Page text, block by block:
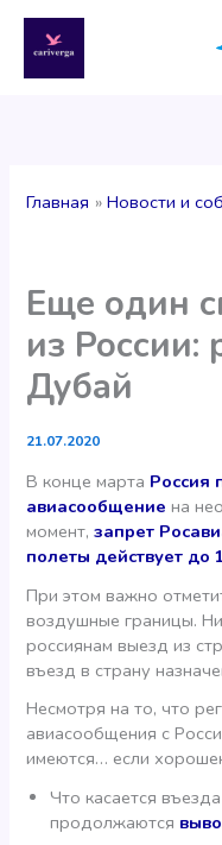
содержимому
Главная Новости и
Еще один
из России:
Дубай
21.07.2020
В конце марта Россия
авиасообщение на
момент,запрет
полеты действует до
При этом важно
воздушные границы.
россиянам выезд из
въезд в страну
Несмотря на то, что
авиасообщения с
имеются… если
Что касается
продолжаются